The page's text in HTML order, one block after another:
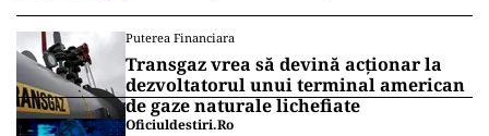
Puterea Financiara
Transgaz vrea să devină acționar la
dezvoltatorul unui terminal american
de gaze naturale lichefiate
Oficiuldestiri.ro